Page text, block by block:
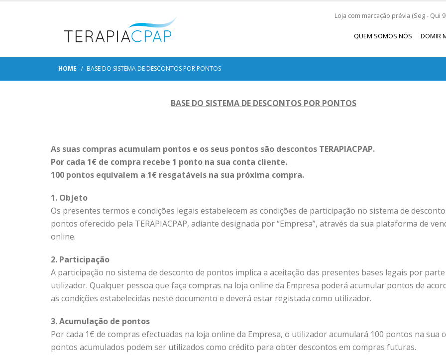
Loja com marcação prévia (Seg - Qui
QUEM SOMOS NÓS DOMIR
HOME BASE DO SISTEMA DE DESCONTOS POR PONTOS
BASE DO SISTEMA DE DESCONTOS POR PONTOS
As suas compras acumulam pontos e os seus pontos são descontos TERAPIACPAP.
Por cada 1€ de compra recebe 1 ponto na sua conta cliente.
100 pontos equivalem a 1€ resgatáveis na sua próxima compra.
1. Objeto
Os presentes termos e condições legais estabelecem as condições de participação no sistema de
pontos oferecido pela TERAPIACPAP, adiante designada por “Empresa”, através da sua plataforma de
online.
2. Participação
A participação no sistema de desconto de pontos implica a aceitação das presentes bases legais por
utilizador. Qualquer pessoa que faça compras na loja online da Empresa poderá acumular pontos de
as condições estabelecidas neste documento e deverá estar registada como utilizador.
3. Acumulação de pontos
Por cada 1€ de compras efectuadas na loja online da Empresa, o utilizador acumulará 100 pontos na sua
pontos acumulados podem ser utilizados como crédito para obter descontos em compras futuras.